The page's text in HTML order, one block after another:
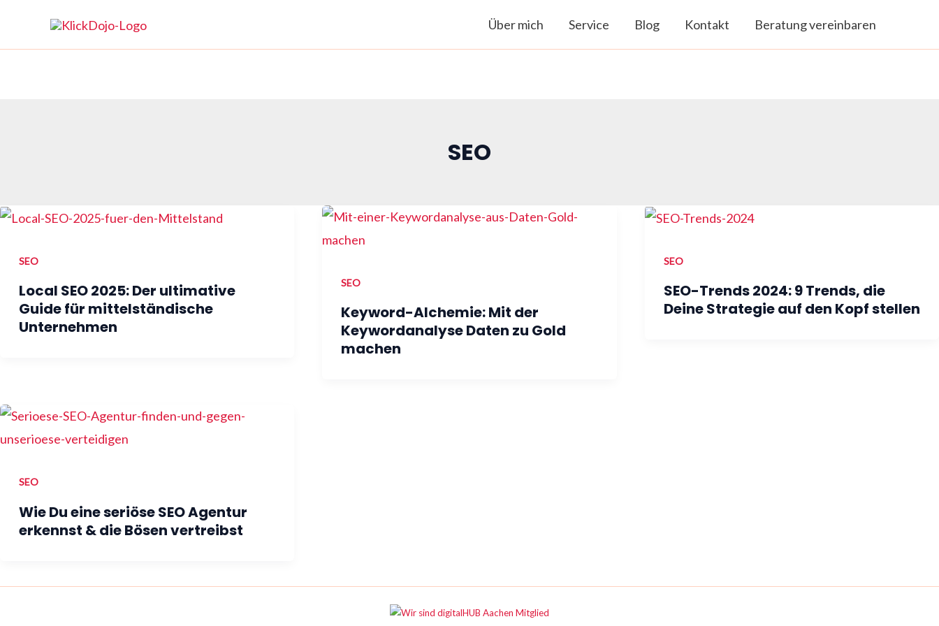
Über mich Service Blog Kontakt Beratung vereinbaren
SEO
SEO
Local SEO 2025: Der ultimative
Guide für mittelständische
Unternehmen
SEO
Keyword-Alchemie: Mit der
Keywordanalyse Daten zu Gold
machen
SEO
SEO-Trends 2024: 9 Trends, die
Deine Strategie auf den Kopf stellen
SEO
Wie Du eine seriöse SEO Agentur
erkennst & die Bösen vertreibst